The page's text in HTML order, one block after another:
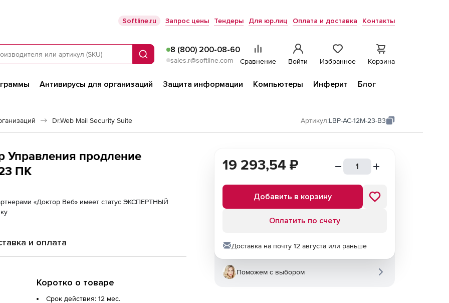
Softline.ru Запрос цены Тендеры Для юр.лиц Оплата и доставка Контакты
Поиск
8 (800) 200-08-60
sales.r@softline.com Сравнение Войти Избранное Корзина
Антивирусы для организаций Защита информации Компьютеры Инферит
Блог
Dr.Web Mail Security Suite Артикул:LBP-AC-12M-23-B3
Управления продление
ПК
«Доктор Веб» имеет статус ЭКСПЕРТНЫЙ
и оплата
Коротко о товаре
Срок действия: 12 мес.
19 293,54 ₽
Добавить в корзину
Оплатить по счету
Доставка на почту 12 августа или раньше
Поможем с выбором